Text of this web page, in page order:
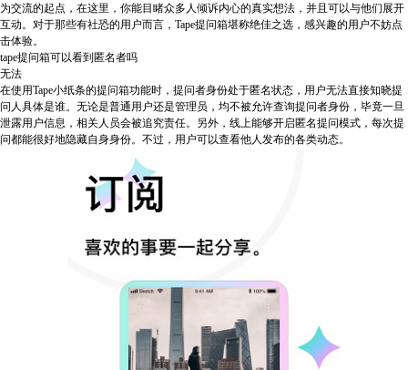
为交流的起点，在这里，你能目睹众多人倾诉内心的真实想法，并且可以与他们展开
互动。对于那些有社恐的用户而言，Tape提问箱堪称绝佳之选，感兴趣的用户不妨点
击体验。
tape提问箱可以看到匿名者吗
无法
在使用Tape小纸条的提问箱功能时，提问者身份处于匿名状态，用户无法直接知晓提
问人具体是谁。无论是普通用户还是管理员，均不被允许查询提问者身份，毕竟一旦
泄露用户信息，相关人员会被追究责任。另外，线上能够开启匿名提问模式，每次提
问都能很好地隐藏自身身份。不过，用户可以查看他人发布的各类动态。